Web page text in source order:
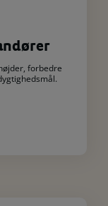
forbedre